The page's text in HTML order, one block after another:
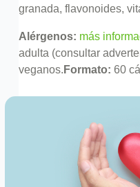
granada, flavonoides,
Alérgenos: más
adulta (consultar
veganos. Formato: 60